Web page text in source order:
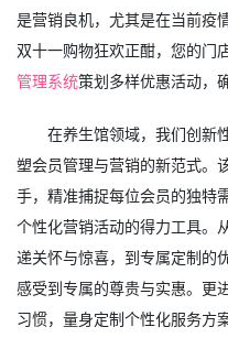
是营销良机，尤其是在当前疫
双十一购物狂欢正酣，您的门
管理系统策划多样优惠活动，
在养生馆领域，我们创新
塑会员管理与营销的新范式。
手，精准捕捉每位会员的独特
个性化营销活动的得力工具。
递关怀与惊喜，到专属定制的
感受到专属的尊贵与实惠。更
习惯，量身定制个性化服务方